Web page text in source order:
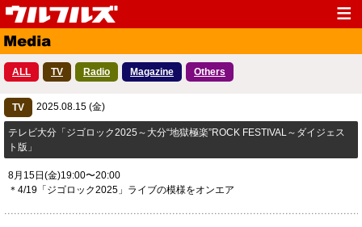
Top
Media Live
Profile
Fanclub Goods
Contact
ALL TV Radio Magazine Others
TV 2025.08.15 (金)
テレビ大分「ジゴロック2025～大分“地獄極楽”ROCK FESTIVAL～ダイジェス
ト版」
8月15日(金)19:00〜20:00
＊4/19「ジゴロック2025」ライブの模様をオンエア